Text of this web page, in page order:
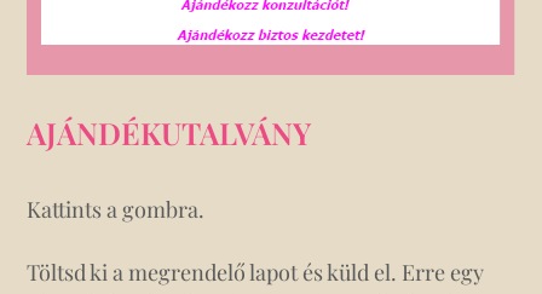
AJÁNDÉKUTALVÁNY
Kattints a gombra.
Töltsd ki a megrendelő lapot és küld el. Erre egy